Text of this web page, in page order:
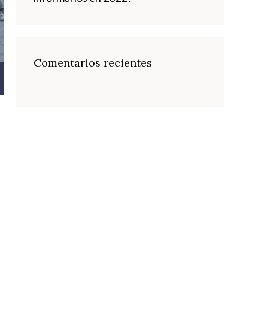
Comentarios recientes